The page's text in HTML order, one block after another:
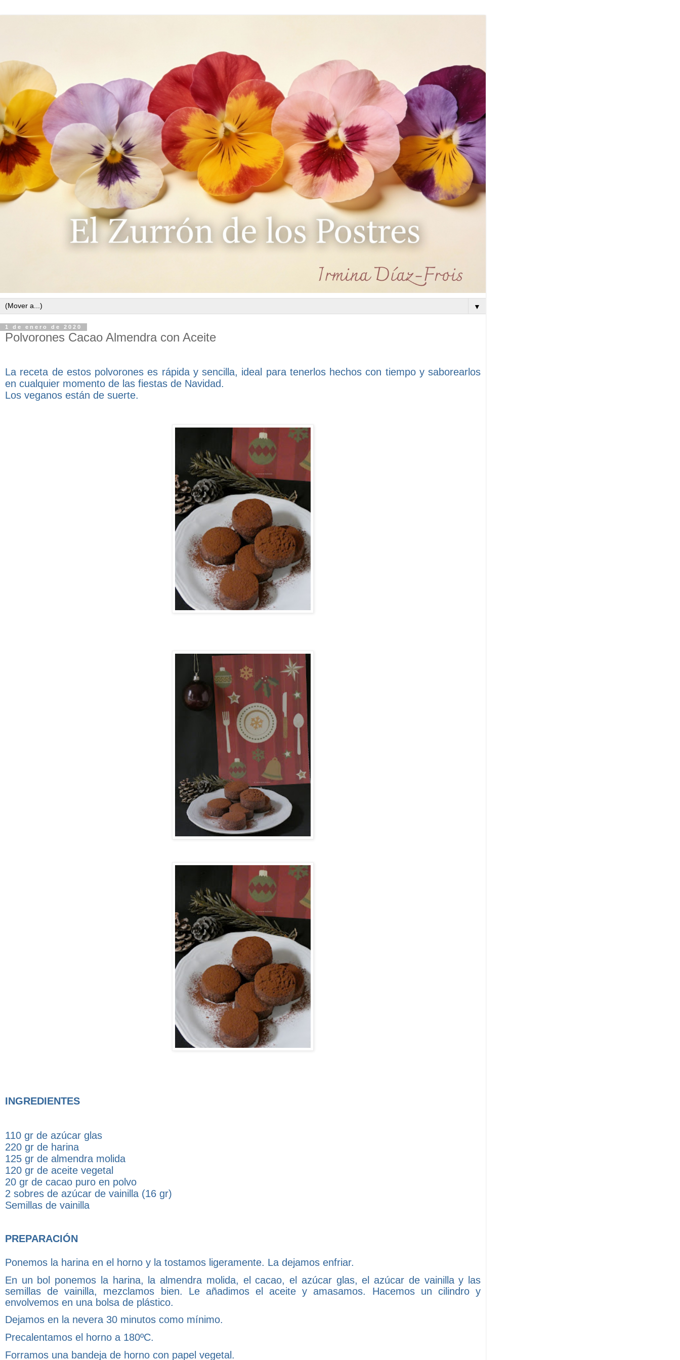
▼
1 de enero de 2020
Polvorones Cacao Almendra con Aceite
La receta de estos polvorones es rápida y sencilla, ideal para tenerlos hechos con tiempo y saborearlos
en cualquier momento de las fiestas de Navidad.
Los veganos están de suerte.
INGREDIENTES
110 gr de azúcar glas
220 gr de harina
125 gr de almendra molida
120 gr de aceite vegetal
20 gr de cacao puro en polvo
2 sobres de azúcar de vainilla (16 gr)
Semillas de vainilla
PREPARACIÓN
Ponemos la harina en el horno y la tostamos ligeramente. La dejamos enfriar.
En un bol ponemos la harina, la almendra molida, el cacao, el azúcar glas, el azúcar de vainilla y las
semillas de vainilla, mezclamos bien. Le añadimos el aceite y amasamos. Hacemos un cilindro y
envolvemos en una bolsa de plástico.
Dejamos en la nevera 30 minutos como mínimo.
Precalentamos el horno a 180ºC.
Forramos una bandeja de horno con papel vegetal.